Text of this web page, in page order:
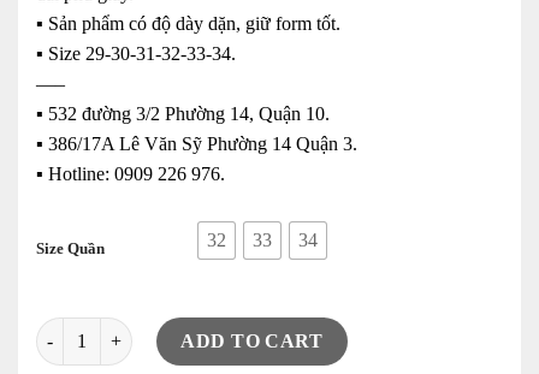
▪️ Sản phẩm có độ dày dặn, giữ form tốt.
▪️ Size 29-30-31-32-33-34.
—–
▪️ 532 đường 3/2 Phường 14, Quận 10.
▪️ 386/17A Lê Văn Sỹ Phường 14 Quận 3.
▪️ Hotline: ‭0909 226 976.
Size Quần 32 33 34
Quần Jeans PL Grey ( Semi-Wide ) ZK35 quantity
ADD TO CART